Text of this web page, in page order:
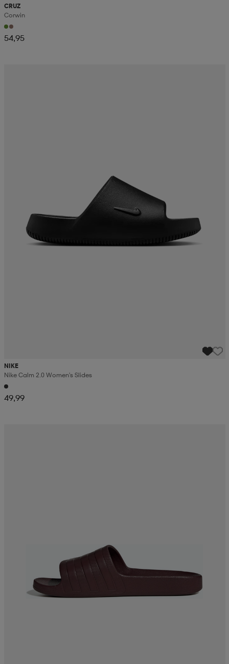
CRUZ
Corwin
54,95
NIKE
Nike Calm 2.0 Women's Slides
49,99